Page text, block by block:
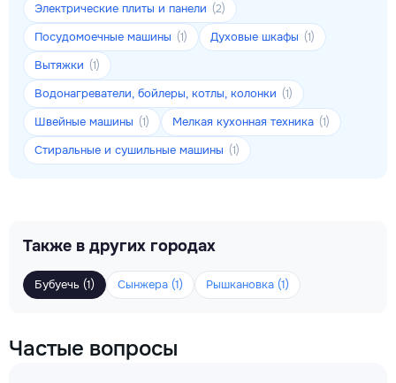
Электрические плиты и панели (2)
Посудомоечные машины (1) Духовые шкафы (1)
Вытяжки (1)
Водонагреватели, бойлеры, котлы, колонки (1)
Швейные машины (1) Мелкая кухонная техника (1)
Стиральные и сушильные машины (1)
Также в других городах
Бубуечь (1) Сынжера (1) Рышкановка (1)
Частые вопросы